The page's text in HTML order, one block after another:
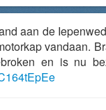
aan de
vandaan.
en is nu